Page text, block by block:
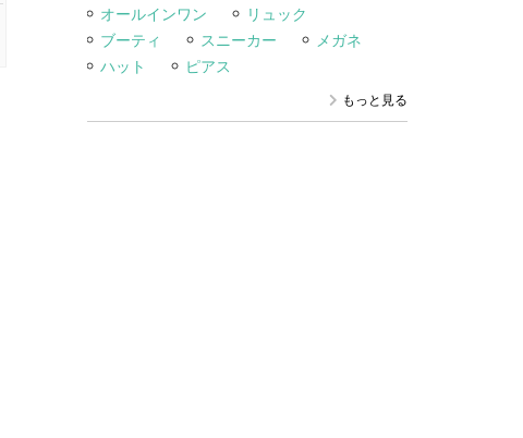
オールインワン
リュック
ブーティ
スニーカー
メガネ
ハット
ピアス
もっと見る